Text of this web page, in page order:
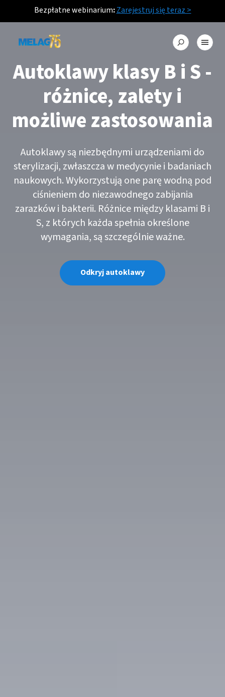
Bezpłatne webinarium:Zarejestruj się teraz >
Autoklawy klasy B i S -
różnice, zalety i
możliwe zastosowania
Autoklawy są niezbędnymi urządzeniami do
sterylizacji, zwłaszcza w medycynie i badaniach
naukowych. Wykorzystują one parę wodną pod
ciśnieniem do niezawodnego zabijania
zarazków i bakterii. Różnice między klasami B i
S, z których każda spełnia określone
wymagania, są szczególnie ważne.
Odkryj autoklawy